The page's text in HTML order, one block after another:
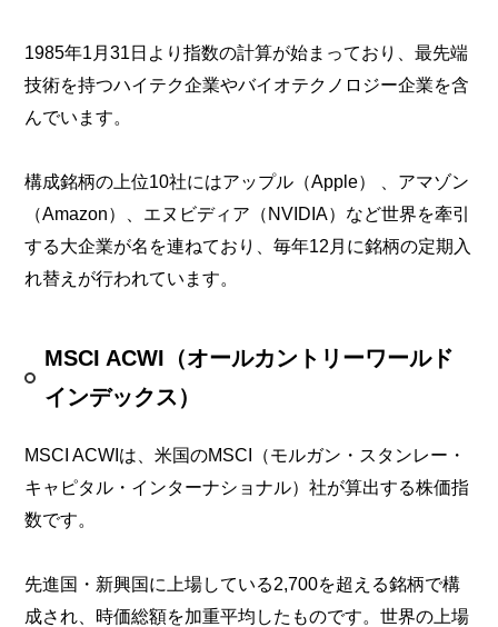
1985年1月31日より指数の計算が始まっており、最先端
技術を持つハイテク企業やバイオテクノロジー企業を含
んでいます。
構成銘柄の上位10社にはアップル（Apple） 、アマゾン
（Amazon）、エヌビディア（NVIDIA）など世界を牽引
する大企業が名を連ねており、毎年12月に銘柄の定期入
れ替えが行われています。
MSCI ACWI（オールカントリーワールド
インデックス）
MSCI ACWIは、米国のMSCI（モルガン・スタンレー・
キャピタル・インターナショナル）社が算出する株価指
数です。
先進国・新興国に上場している2,700を超える銘柄で構
成され、時価総額を加重平均したものです。世界の上場